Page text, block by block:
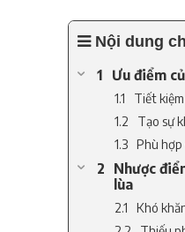
Nội dung
Ưu điểm
Tiết
Tạo sự
Phù hợp
Nhược
lùa
Khó